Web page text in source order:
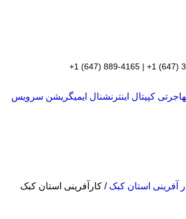
آفرینی استان کبک / کارآفرینی استان کبک